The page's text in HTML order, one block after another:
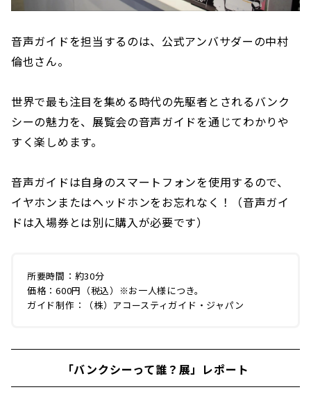
音声ガイドを担当するのは、公式アンバサダーの中村
倫也さん。
世界で最も注目を集める時代の先駆者とされるバンク
シーの魅力を、展覧会の音声ガイドを通じてわかりや
すく楽しめます。
音声ガイドは自身のスマートフォンを使用するので、
イヤホンまたはヘッドホンをお忘れなく！（音声ガイ
ドは入場券とは別に購入が必要です）
所要時間：約30分
価格：600円（税込）※お一人様につき。
ガイド制作：（株）アコースティガイド・ジャパン
「バンクシーって誰？展」レポート